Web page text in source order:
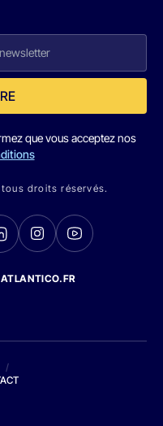
que vous acceptez nos
droits réservés.
/